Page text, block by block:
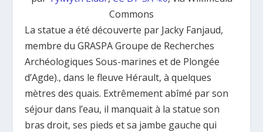
Commons
La statue a été découverte par Jacky Fanjaud,
membre du GRASPA Groupe de Recherches
Archéologiques Sous-marines et de Plongée
d’Agde)., dans le fleuve Hérault, à quelques
mètres des quais. Extrêmement abîmé par son
séjour dans l’eau, il manquait à la statue son
bras droit, ses pieds et sa jambe gauche qui